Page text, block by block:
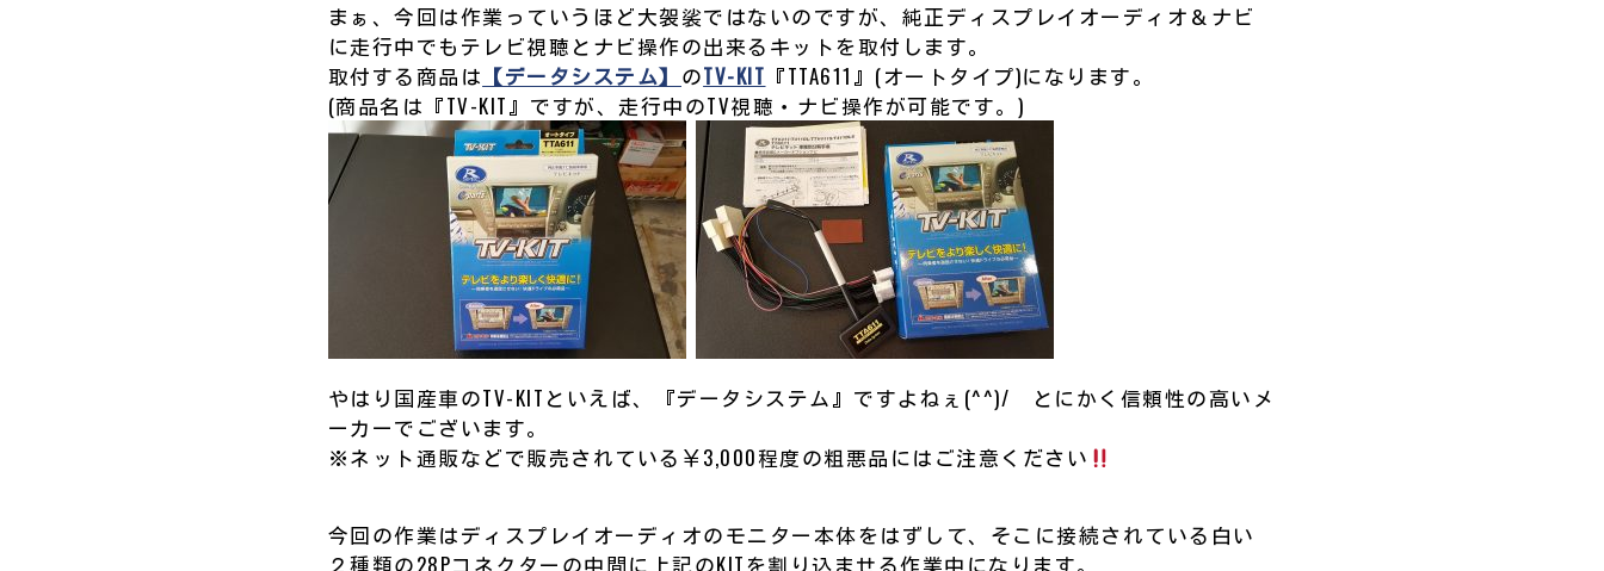
まぁ、今回は作業っていうほど大袈裟ではないのですが、純正ディスプレイオーディオ＆ナビ
に走行中でもテレビ視聴とナビ操作の出来るキットを取付します。
取付する商品は 【データシステム】 のTV-KIT 『TTA611』(オートタイプ)になります。
(商品名は『TV-KIT』ですが、走行中のTV視聴・ナビ操作が可能です。)
やはり国産車のTV-KITといえば、『データシステム』ですよねぇ(^^)/ とにかく信頼性の高いメ
ーカーでございます。
※ネット通販などで販売されている￥3,000程度の粗悪品にはご注意ください
今回の作業はディスプレイオーディオのモニター本体をはずして、そこに接続されている白い
２種類の28Pコネクターの中間に上記のKITを割り込ませる作業中になります。